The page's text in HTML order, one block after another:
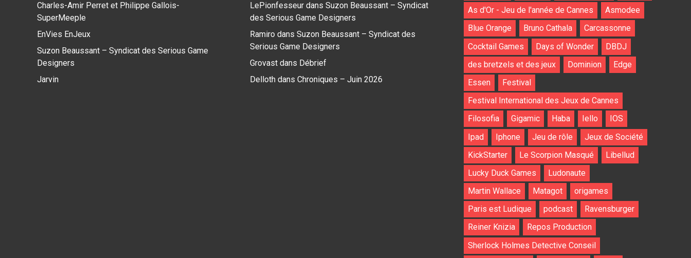
Charles-Amir Perret et Philippe Gallois-
SuperMeeple
EnVies EnJeux
Suzon Beaussant – Syndicat des Serious Game
Designers
Jarvin
LePionfesseur dans Suzon Beaussant – Syndicat
des Serious Game Designers
Ramiro dans Suzon Beaussant – Syndicat des
Serious Game Designers
Grovast dans Débrief
Delloth dans Chroniques – Juin 2026
As d'Or - Jeu de l'année de Cannes
Asmodee
Blue Orange
Bruno Cathala
Carcassonne
Cocktail Games
Days of Wonder
DBDJ
des bretzels et des jeux
Dominion
Edge
Essen
Festival
Festival International des Jeux de Cannes
Filosofia
Gigamic Haba Iello
IOS
Ipad
Iphone Jeu de rôle
Jeux de Société
KickStarter
Le Scorpion Masqué
Libellud
Lucky Duck Games
Ludonaute
Martin Wallace
Matagot
origames
Paris est Ludique
podcast
Ravensburger
Reiner Knizia
Repos Production
Sherlock Holmes Detective Conseil